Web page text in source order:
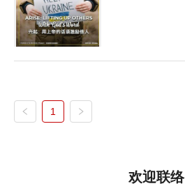
1
欢迎联络